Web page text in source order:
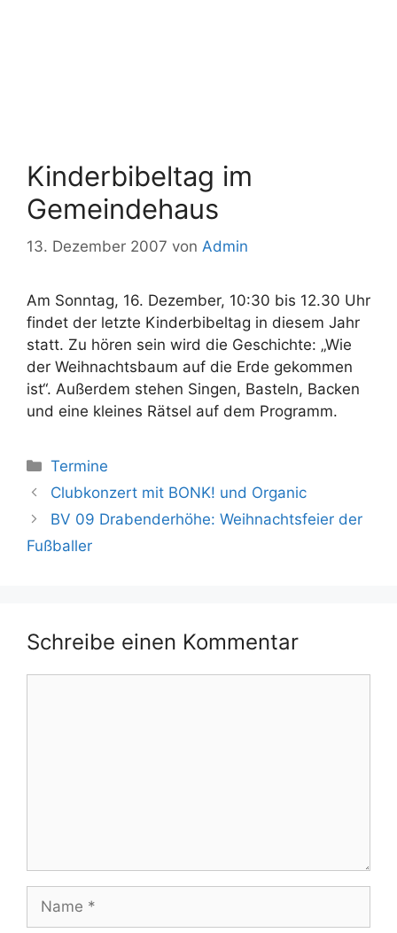
Kinderbibeltag im
Gemeindehaus
13. Dezember 2007 von Admin
Am Sonntag, 16. Dezember, 10:30 bis 12.30 Uhr
findet der letzte Kinderbibeltag in diesem Jahr
statt. Zu hören sein wird die Geschichte: „Wie
der Weihnachtsbaum auf die Erde gekommen
ist“. Außerdem stehen Singen, Basteln, Backen
und eine kleines Rätsel auf dem Programm.
Kategorien
Termine
Clubkonzert mit BONK! und Organic
BV 09 Drabenderhöhe: Weihnachtsfeier der
Fußballer
Schreibe einen Kommentar